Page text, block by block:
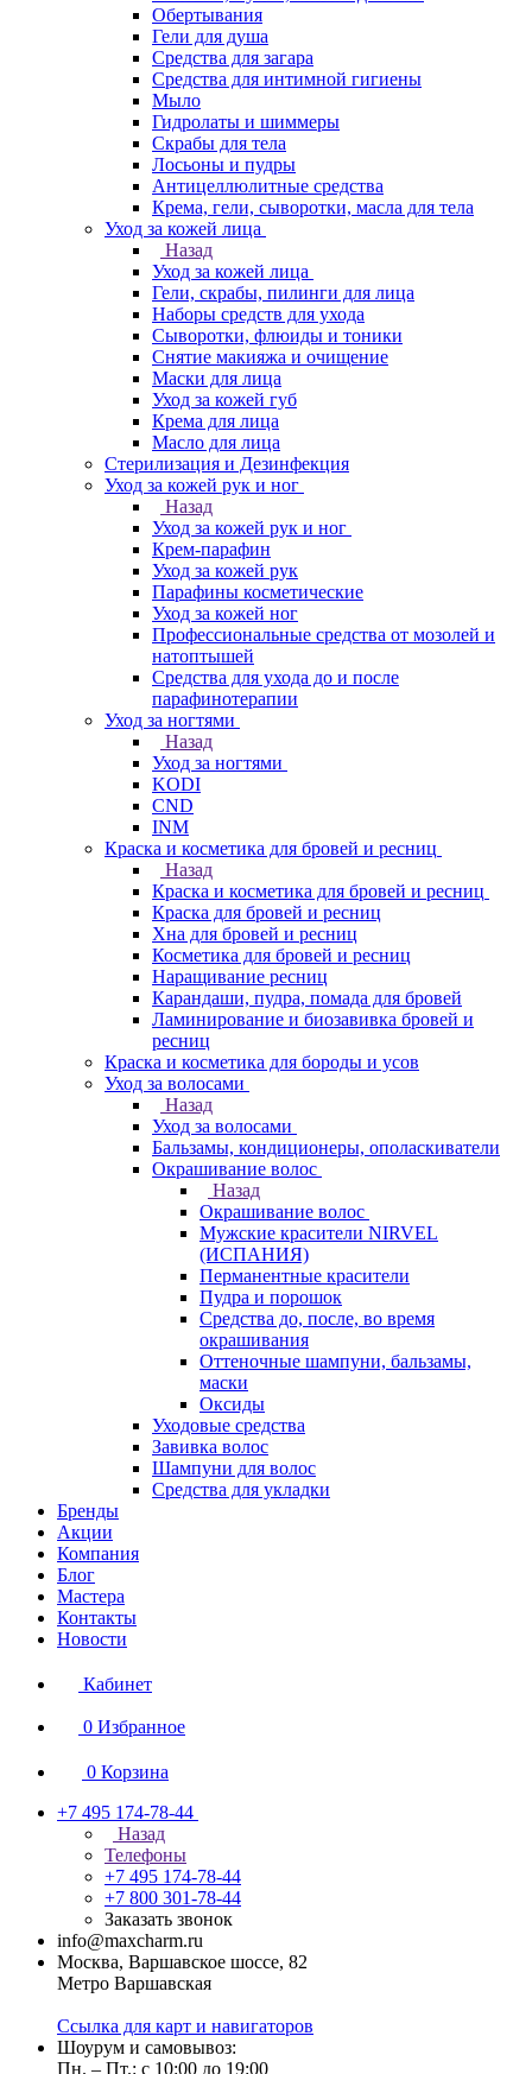
Обертывания
Гели для душа
Средства для загара
Средства для интимной гигиены
Мыло
Гидролаты и шиммеры
Скрабы для тела
Лосьоны и пудры
Антицеллюлитные средства
Крема, гели, сыворотки, масла для тела
Уход за кожей лица
Назад
Уход за кожей лица
Гели, скрабы, пилинги для лица
Наборы средств для ухода
Сыворотки, флюиды и тоники
Снятие макияжа и очищение
Маски для лица
Уход за кожей губ
Крема для лица
Масло для лица
Стерилизация и Дезинфекция
Уход за кожей рук и ног
Назад
Уход за кожей рук и ног
Крем-парафин
Уход за кожей рук
Парафины косметические
Уход за кожей ног
Профессиональные средства от мозолей и
натоптышей
Средства для ухода до и после
парафинотерапии
Уход за ногтями
Назад
Уход за ногтями
KODI
CND
INM
Краска и косметика для бровей и ресниц
Назад
Краска и косметика для бровей и ресниц
Краска для бровей и ресниц
Хна для бровей и ресниц
Косметика для бровей и ресниц
Наращивание ресниц
Карандаши, пудра, помада для бровей
Ламинирование и биозавивка бровей и
ресниц
Краска и косметика для бороды и усов
Уход за волосами
Назад
Уход за волосами
Бальзамы, кондиционеры, ополаскиватели
Окрашивание волос
Назад
Окрашивание волос
Мужские красители NIRVEL
(ИСПАНИЯ)
Перманентные красители
Пудра и порошок
Средства до, после, во время
окрашивания
Оттеночные шампуни, бальзамы,
маски
Оксиды
Уходовые средства
Завивка волос
Шампуни для волос
Средства для укладки
Бренды
Акции
Компания
Блог
Мастера
Контакты
Новости
Кабинет
0 Избранное
0 Корзина
+7 495 174-78-44
Назад
Телефоны
+7 495 174-78-44
+7 800 301-78-44
Заказать звонок
info@maxcharm.ru
Москва, Варшавское шоссе, 82
Метро Варшавская
Ссылка для карт и навигаторов
Шоурум и самовывоз:
Пн. – Пт.: с 10:00 до 19:00